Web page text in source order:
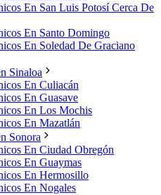
En San Luis Potosí Cerca De
En Santo Domingo
En Soledad De Graciano
Sinaloa
En Culiacán
En Guasave
En Los Mochis
En Mazatlán
Sonora
En Ciudad Obregón
En Guaymas
En Hermosillo
En Nogales